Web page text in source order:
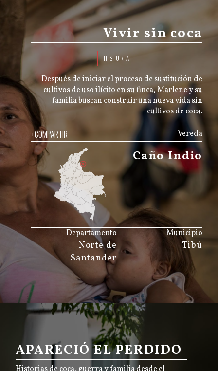
Vivir sin coca
HISTORIA
Después de iniciar el proceso de sustitución de
cultivos de uso ilícito en su finca, Marlene y su
familia buscan construir una nueva vida sin
cultivos de coca.
Vereda
+COMPARTIR
Caño Indio
Municipio
Tibú
Departamento
Norte de
Santander
APARECIÓ EL PERDIDO